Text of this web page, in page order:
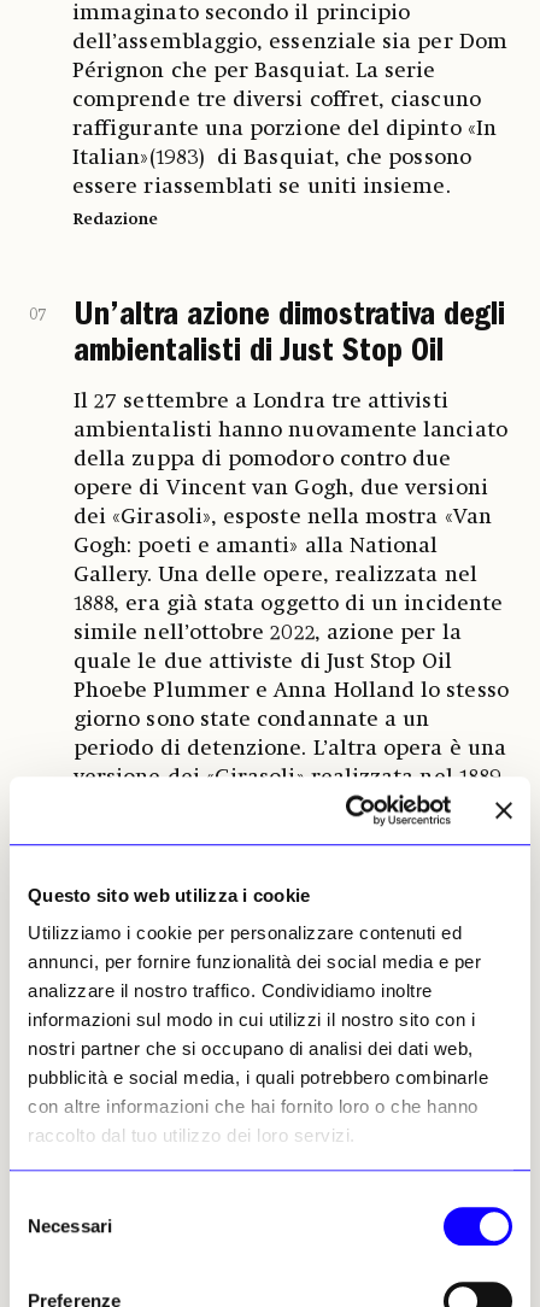
Questo sito web utilizza i cookie
Utilizziamo i cookie per personalizzare contenuti ed
annunci, per fornire funzionalità dei social media e per
analizzare il nostro traffico. Condividiamo inoltre
informazioni sul modo in cui utilizzi il nostro sito con i
nostri partner che si occupano di analisi dei dati web,
pubblicità e social media, i quali potrebbero combinarle
con altre informazioni che hai fornito loro o che hanno
raccolto dal tuo utilizzo dei loro servizi.
delNecessari
Preferenze
immaginato secondo il principio
dell’assemblaggio, essenziale sia per Dom
Pérignon che per Basquiat. La serie
comprende tre diversi coffret, ciascuno
raffigurante una porzione del dipinto «In
Italian»(1983) di Basquiat, che possono
essere riassemblati se uniti insieme.
Redazione
07
Un’altra azione dimostrativa degli
ambientalisti di Just Stop Oil
Il 27 settembre a Londra tre attivisti
ambientalisti hanno nuovamente lanciato
della zuppa di pomodoro contro due
opere di Vincent van Gogh, due versioni
dei «Girasoli», esposte nella mostra «Van
Gogh: poeti e amanti» alla National
Gallery. Una delle opere, realizzata nel
1888, era già stata oggetto di un incidente
simile nell’ottobre 2022, azione per la
quale le due attiviste di Just Stop Oil
Phoebe Plummer e Anna Holland lo stesso
giorno sono state condannate a un
periodo di detenzione. L’altra opera è una
versione dei «Girasoli» realizzata nel 1889,
e conservata al Philadelphia Museum of
preso parte alla protesta come «
sfida dopo che le prime dimostranti, Plummer e
Holland, oggi sono state condannate dalla
Southwark Crown Court a una pena massima di
due anni
». Ludi Simpson, una dei
manifestanti coinvolti nelle azioni di
oggi, settantunenne, dichiara: «
Saremo
ritenuti responsabili delle nostre azioni di oggi e
affronteremo tutte le conseguenze di legge. Quand’è
imponendo a ogni essere vivente?